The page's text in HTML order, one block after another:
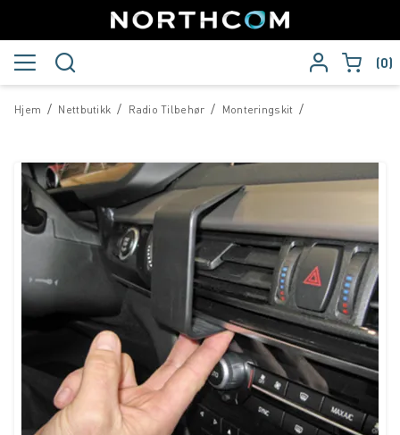
0
/
Hjem /
Nettbutikk /
Radio Tilbehør /
Monteringskit